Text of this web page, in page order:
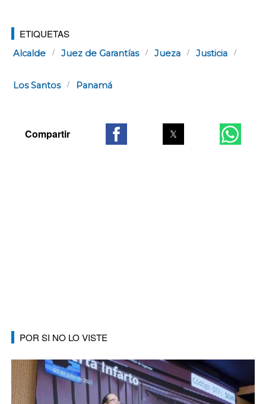
ETIQUETAS
Alcalde Juez de Garantías Jueza Justicia
Los Santos Panamá
POR SI NO LO VISTE